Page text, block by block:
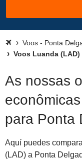
Voos - Ponta
Voos Luanda (LAD)
As nossas
para Ponta
Aquí puedes
(LAD) a Ponta